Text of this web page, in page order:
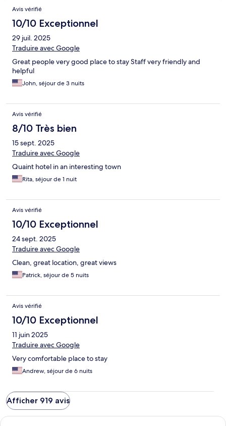
Avis vérifié
10/10 Exceptionnel
29 juil. 2025
Traduire avec Google
Great people very good place to stay Staff very friendly and
helpful
John, séjour de 3 nuits
Avis vérifié
8/10 Très bien
15 sept. 2025
Traduire avec Google
Quaint hotel in an interesting town
Rita, séjour de 1 nuit
Avis vérifié
10/10 Exceptionnel
24 sept. 2025
Traduire avec Google
Clean, great location, great views
Patrick, séjour de 5 nuits
Avis vérifié
10/10 Exceptionnel
11 juin 2025
Traduire avec Google
Very comfortable place to stay
Andrew, séjour de 6 nuits
Afficher 919 avis